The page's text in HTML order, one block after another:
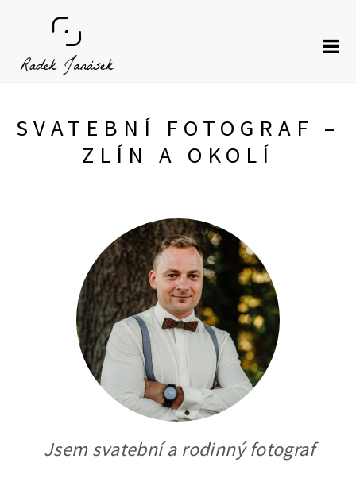
content
SVATEBNÍ FOTOGRAF –
ZLÍN A OKOLÍ
Jsem svatební a rodinný fotograf